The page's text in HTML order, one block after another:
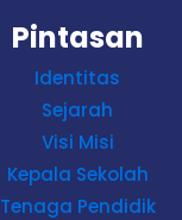
Pintasan
Identitas
Sejarah
Visi Misi
Kepala Sekolah
Tenaga Pendidik